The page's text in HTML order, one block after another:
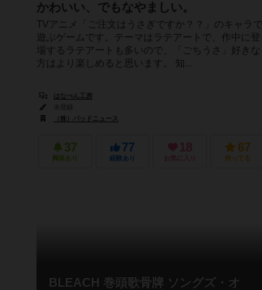
かわいい、でもなやましい。
TVアニメ「ご注文はうさぎですか？？」のキャラで
遊ぶゲームです。テーマはラテアートで、作中に登
場するラテアートも多いので、「ごちうさ」好きな
方はより楽しめると思います。 知...
はなぺん工房
（株）バッドニュース
37
興味あり
77
経験あり
18
お気に入り
67
持ってる
BLEACH 巻頭歌骨牌 ソングズ・オ